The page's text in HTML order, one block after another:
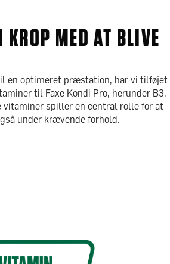
MED AT BLIVE
en optimeret præstation, har vi tilføjet
til Faxe Kondi Pro, herunder B3,
vitaminer spiller en central rolle for at
under krævende forhold.